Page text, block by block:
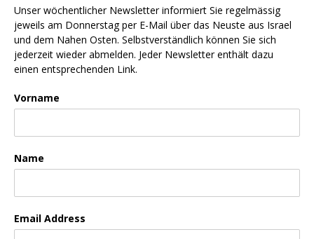
Unser wöchentlicher Newsletter informiert Sie regelmässig
jeweils am Donnerstag per E-Mail über das Neuste aus Israel
und dem Nahen Osten. Selbstverständlich können Sie sich
jederzeit wieder abmelden. Jeder Newsletter enthält dazu
einen entsprechenden Link.
Vorname
Name
Email Address